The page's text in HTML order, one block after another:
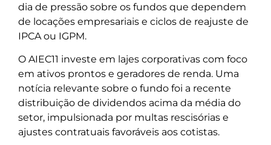
dia de pressão sobre os fundos que dependem
de locações empresariais e ciclos de reajuste de
IPCA ou IGPM.
O AIEC11 investe em lajes corporativas com foco
em ativos prontos e geradores de renda. Uma
notícia relevante sobre o fundo foi a recente
distribuição de dividendos acima da média do
setor, impulsionada por multas rescisórias e
ajustes contratuais favoráveis aos cotistas.